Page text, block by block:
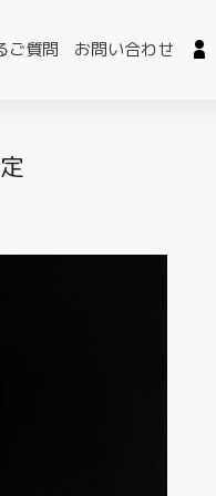
ご質問 お問い合わせ